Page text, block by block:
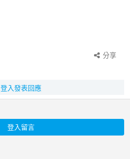
分享
登入發表回應
登入留言